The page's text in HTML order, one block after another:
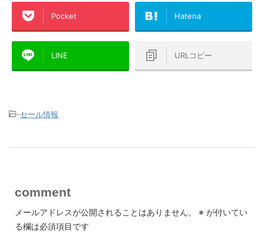
Pocket Hatena
LINE URLコピー
-セール情報
comment
メールアドレスが公開されることはありません。 ※ が付いてい
る欄は必須項目です